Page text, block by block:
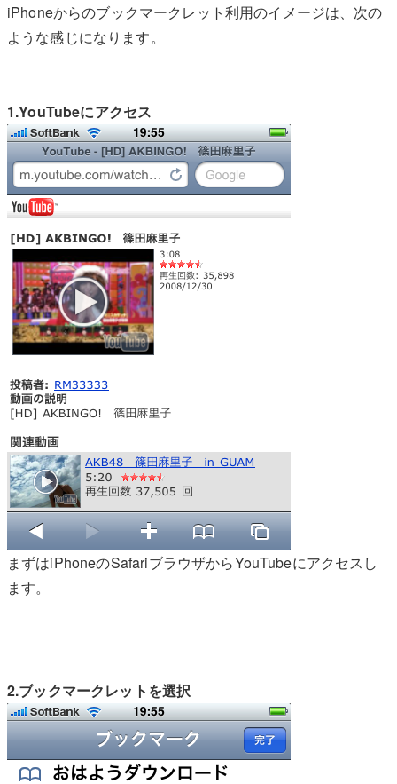
iPhoneからのブックマークレット利用のイメージは、次の
ような感じになります。
1.YouTubeにアクセス
まずはiPhoneのSafariブラウザからYouTubeにアクセスし
ます。
2.ブックマークレットを選択